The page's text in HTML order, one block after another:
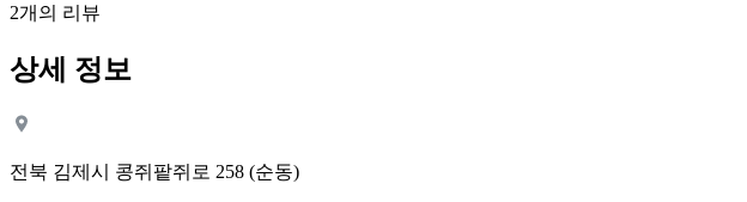
2개의 리뷰
상세 정보
전북 김제시 콩쥐팥쥐로 258 (순동)